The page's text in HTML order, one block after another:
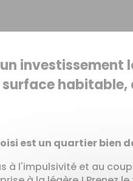
est un quartier bien
à l'impulsivité et au